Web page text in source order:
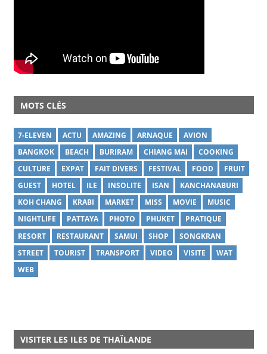
MOTS CLÉS
7-ELEVEN ACTU AMAZING ARNAQUE
AVION
BANGKOK
BEACH BURIRAM CHIANG MAI
COOKING
CULTURE
EXPAT FAIT DIVERS FESTIVAL FOOD
FRUIT
GUEST
HOTEL ILE INSOLITE ISAN
KANCHANABURI
KOH CHANG
KRABI MARKET MISS MOVIE
MUSIC
NIGHTLIFE
PATTAYA PHOTO PHUKET
PRATIQUE
RESORT
RESTAURANT SAMUI SHOP
SONGKRAN
STREET
TOURIST TRANSPORT VIDEO VISITE
WAT
WEB
VISITER LES ILES DE THAÏLANDE